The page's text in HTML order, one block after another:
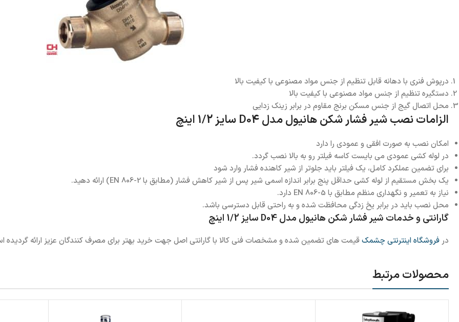
درپوش فنری با دهانه قابل تنظیم از جنس مواد مصنوعی با کیفیت بالا
دستگیره تنظیم از جنس مواد مصنوعی با کیفیت بالا
محل اتصال گیج از جنس مسکن برنج مقاوم در برابر زینک زدایی
الزامات نصب شیر فشار شکن هانیول مدل D04 سایز 1/2 اینچ
امکان نصب به صورت افقی و عمودی را دارد
در لوله کشی عمودی می بایست کاسه فیلتر رو به بالا نصب گردد.
برای تضمین عملکرد کامل، یک فیلتر باید جلوتر از شیر کاهنده فشار وارد شود
یک بخش مستقیم از لوله کشی حداقل پنج برابر اندازه اسمی شیر پس از شیر کاهش فشار (مطابق با EN 806-2) ارائه دهید.
نیاز به تعمیر و نگهداری منظم مطابق با EN 806-5 دارد.
محل نصب باید در برابر یخ زدگی محافظت شده و به راحتی قابل دسترسی باشد.
گارانتی و خدمات شیر فشار شکن هانیول مدل D04 سایز 1/2 اینچ
درفروشگاه اینترنتی چشمکقیمت های تضمین شده و مشخصات فنی کالا با گارانتی اصل جهت خرید بهتر برای مصرف کنندگان عزیز ارائه گردیده
محصولات مرتبط